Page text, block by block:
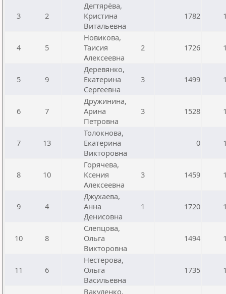
3 2
Дегтярёва,
Кристина
Витальевна
1782
4 5
Новикова,
Таисия
Алексеевна
2 1726
5 9
Деревянко,
Екатерина
Сергеевна
3 1499
6 7
Дружинина,
Арина
Петровна
3 1528
7 13
Толокнова,
Екатерина
Викторовна
0
8 10
Горячева,
Ксения
Алексеевна
3 1459
9 4
Джухаева,
Анна
Денисовна
1 1720
10 8
Слепцова,
Ольга
Викторовна
1494
11 6
Нестерова,
Ольга
Васильевна
1735
Вакуленко,